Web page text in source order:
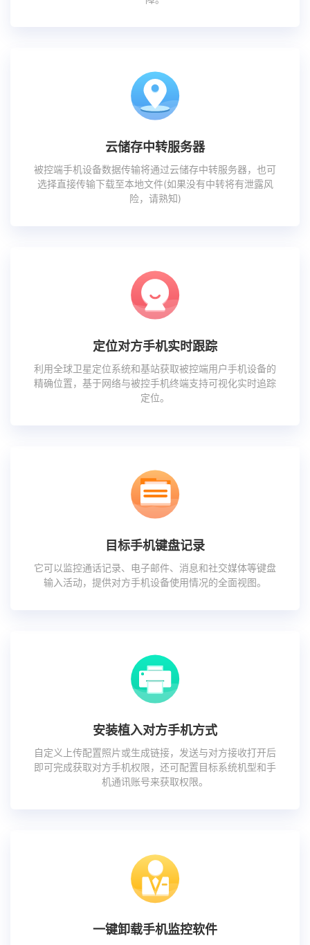
云储存中转服务器
被控端手机设备数据传输将通过云储存中转服务器，也可
选择直接传输下载至本地文件(如果没有中转将有泄露风
险，请熟知)
定位对方手机实时跟踪
利用全球卫星定位系统和基站获取被控端用户手机设备的
精确位置，基于网络与被控手机终端支持可视化实时追踪
定位。
目标手机键盘记录
它可以监控通话记录、电子邮件、消息和社交媒体等键盘
输入活动，提供对方手机设备使用情况的全面视图。
安装植入对方手机方式
自定义上传配置照片或生成链接，发送与对方接收打开后
即可完成获取对方手机权限，还可配置目标系统机型和手
机通讯账号来获取权限。
一键卸载手机监控软件